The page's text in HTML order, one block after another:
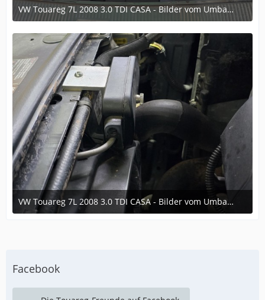
VW Touareg 7L 2008 3.0 TDI CASA - Bilder vom Umbau im laufe der Zeit
6. Dezember 2024 um 16:35
3
VW Touareg 7L 2008 3.0 TDI CASA - Bilder vom Umbau im laufe der Zeit
6. Dezember 2024 um 16:35
Facebook